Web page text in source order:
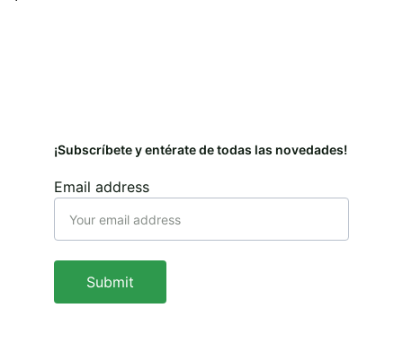
Email address
Submit
¡Subscríbete y entérate de todas las novedades!